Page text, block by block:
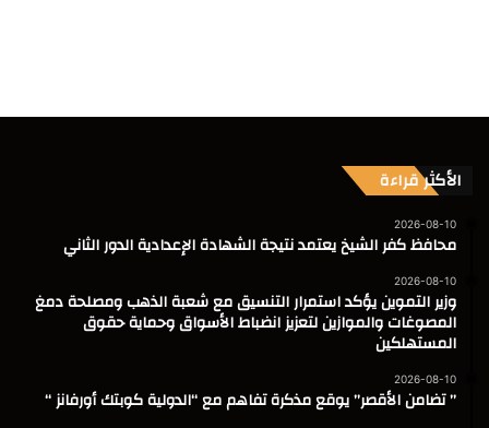
الأكثر قراءة
2026-08-10
محافظ كفر الشيخ يعتمد نتيجة الشهادة الإعدادية الدور الثاني
2026-08-10
وزير التموين يؤكد استمرار التنسيق مع شعبة الذهب ومصلحة دمغ
المصوغات والموازين لتعزيز انضباط الأسواق وحماية حقوق
المستهلكين
2026-08-10
” تضامن الأقصر” يوقع مذكرة تفاهم مع “الدولية كوبتك أورفانز “